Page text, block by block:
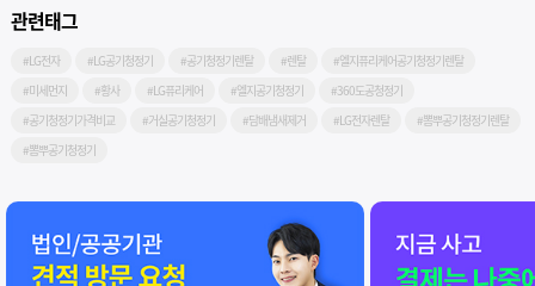
관련태그
#LG전자 #LG공기청정기 #공기청정기렌탈 #렌탈
#엘지퓨리케어공기청정기렌탈
#미세먼지
#황사 #LG퓨리케어 #엘지공기청정기
#360도공청정기
#공기청정기가격비교
#거실공기청정기 #담배냄새제거 #LG전자렌탈
#뽐뿌공기청정기렌탈
#뽐뿌공기청정기